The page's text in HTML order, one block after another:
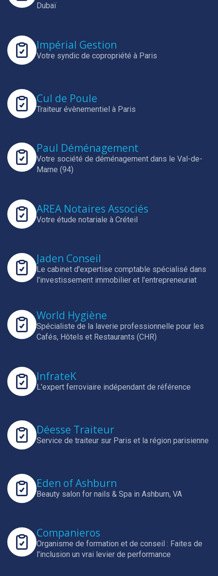
Dubaï
Impérial Gestion
Votre syndic de copropriété à Paris
Cul de Poule
Traiteur évènementiel à Paris
Paul Déménagement
Votre société de déménagement dans le Val-de-
Marne (94)
AREA Notaires Associés
Votre étude notariale à Créteil
Jaden Conseil
Le cabinet d'expertise comptable spécialisé dans
l'investissement immobilier et l'entrepreneuriat
World Hygiène
Spécialiste de la laverie professionnelle pour les
Cafés, Hôtels et Restaurants (CHR)
InfrateK
L'expert ferroviaire indépendant de référence
Déesse Traiteur
Service de traiteur sur Paris et la région parisienne
Eden of Ashburn
Beauty salon for nails & Spa in Ashburn, VA
Companieros
Organisme de formation et de conseil : Faites de
l'inclusion un vrai levier de performance